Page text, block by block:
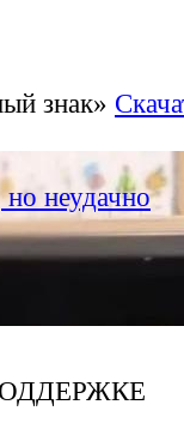
знак»
неудачно